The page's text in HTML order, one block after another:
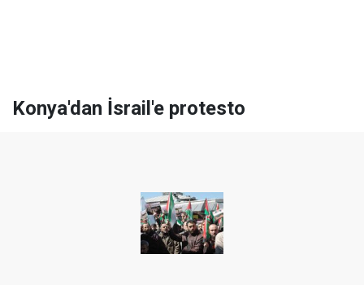
Konya'dan İsrail'e protesto